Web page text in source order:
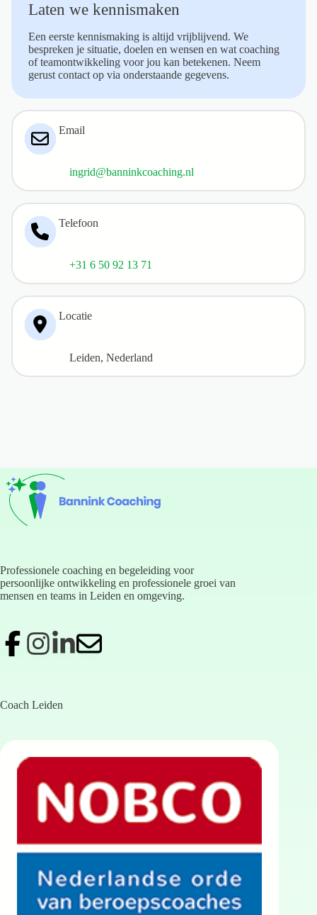
Laten we kennismaken
Een eerste kennismaking is altijd vrijblijvend. We
bespreken je situatie, doelen en wensen en wat coaching
of teamontwikkeling voor jou kan betekenen. Neem
gerust contact op via onderstaande gegevens.
Email
ingrid@banninkcoaching.nl
Telefoon
+31 6 50 92 13 71
Locatie
Leiden, Nederland
Professionele coaching en begeleiding voor
persoonlijke ontwikkeling en professionele groei van
mensen en teams in Leiden en omgeving.
Coach Leiden